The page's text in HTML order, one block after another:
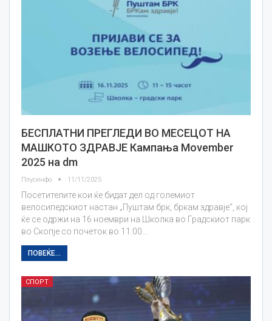
БЕСПЛАТНИ ПРЕГЛЕДИ ВО МЕСЕЦОТ НА
МАШКОТО ЗДРАВЈЕ Кампања Movember
2025 на dm
Плусинфо 11/11/2025
Посетителите кои ќе бидат дел од големиот
велосипедскиот настан „Пуштам брк, бркам здравје“, кој
ќе се одржи на 16 ноември на Школка во Градскиот парк
во Скопје со почеток во 11:00…
ПОВЕЌЕ...
СПОРТ